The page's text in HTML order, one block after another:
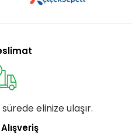
elinize ulaşır.